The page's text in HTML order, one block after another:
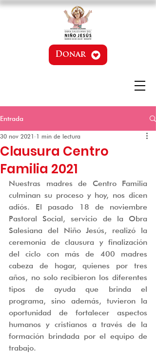
Donar
Entrada
Clausura Centro
Familia 2021
30 nov 2021 1 min de lectura
Nuestras madres de Centro Familia
culminan su proceso y hoy, nos dicen
adiós. El pasado 18 de noviembre
Pastoral Social, servicio de la Obra
Salesiana del Niño Jesús, realizó la
ceremonia de clausura y finalización
del ciclo con más de 400 madres
cabeza de hogar, quienes por tres
años, no solo recibieron los diferentes
tipos de ayuda que brinda el
programa, sino además, tuvieron la
oportunidad de fortalecer aspectos
humanos y cristianos a través de la
formación brindada por el equipo de
trabajo.